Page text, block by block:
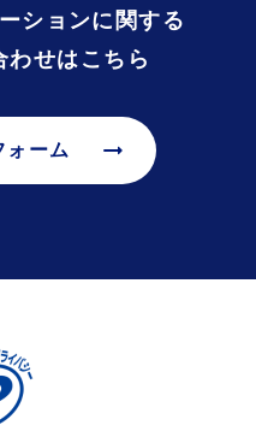
ポリシー
針
ションに関する
わせはこちら
ォーム arrow_right_alt